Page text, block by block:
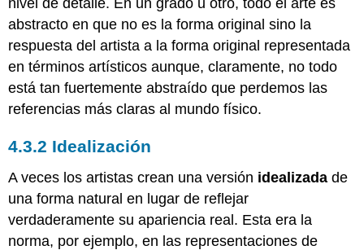
nivel de detalle. En un grado u otro, todo el arte es
abstracto en que no es la forma original sino la
respuesta del artista a la forma original representada
en términos artísticos aunque, claramente, no todo
está tan fuertemente abstraído que perdemos las
referencias más claras al mundo físico.
4.3.2 Idealización
A veces los artistas crean una versión idealizada de
una forma natural en lugar de reflejar
verdaderamente su apariencia real. Esta era la
norma, por ejemplo, en las representaciones de